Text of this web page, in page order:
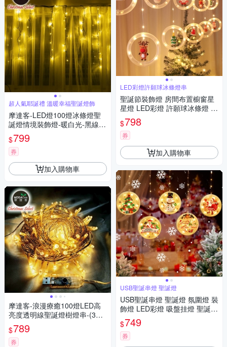
超人氣耶誕禮 溫暖幸福聖誕燈飾
摩達客-LED燈100燈冰條燈聖
誕燈情境裝飾燈-暖白光-黑線附
贈IC控制器
$799
券
加入購物車
摩達客-浪漫療癒100燈LED高
亮度透明線聖誕燈樹燈串-(3色
可選)(附USB接頭+控制器)
$789
券
LED彩燈許願球冰條燈串
聖誕節裝飾燈 房間布置櫥窗星
星燈 LED彩燈 許願球冰條燈 串
燈
$798
券
加入購物車
USB聖誕串燈 聖誕燈
USB聖誕串燈 聖誕燈 氛圍燈 裝
飾燈 LED彩燈 吸盤挂燈 聖誕裝
飾燈 彩燈 串燈
$749
券